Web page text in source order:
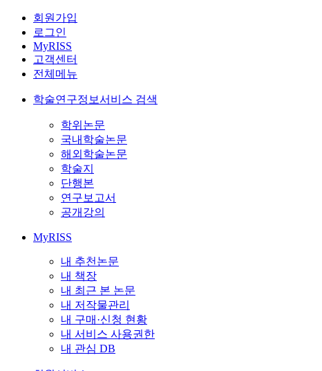
회원가입
로그인
MyRISS
고객센터
전체메뉴
학술연구정보서비스 검색
학위논문
국내학술논문
해외학술논문
학술지
단행본
연구보고서
공개강의
MyRISS
내 추천논문
내 책장
내 최근 본 논문
내 저작물관리
내 구매·신청 현황
내 서비스 사용권한
내 관심 DB